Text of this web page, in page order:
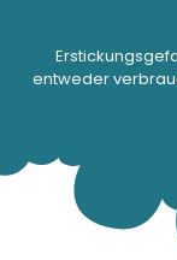
entweder